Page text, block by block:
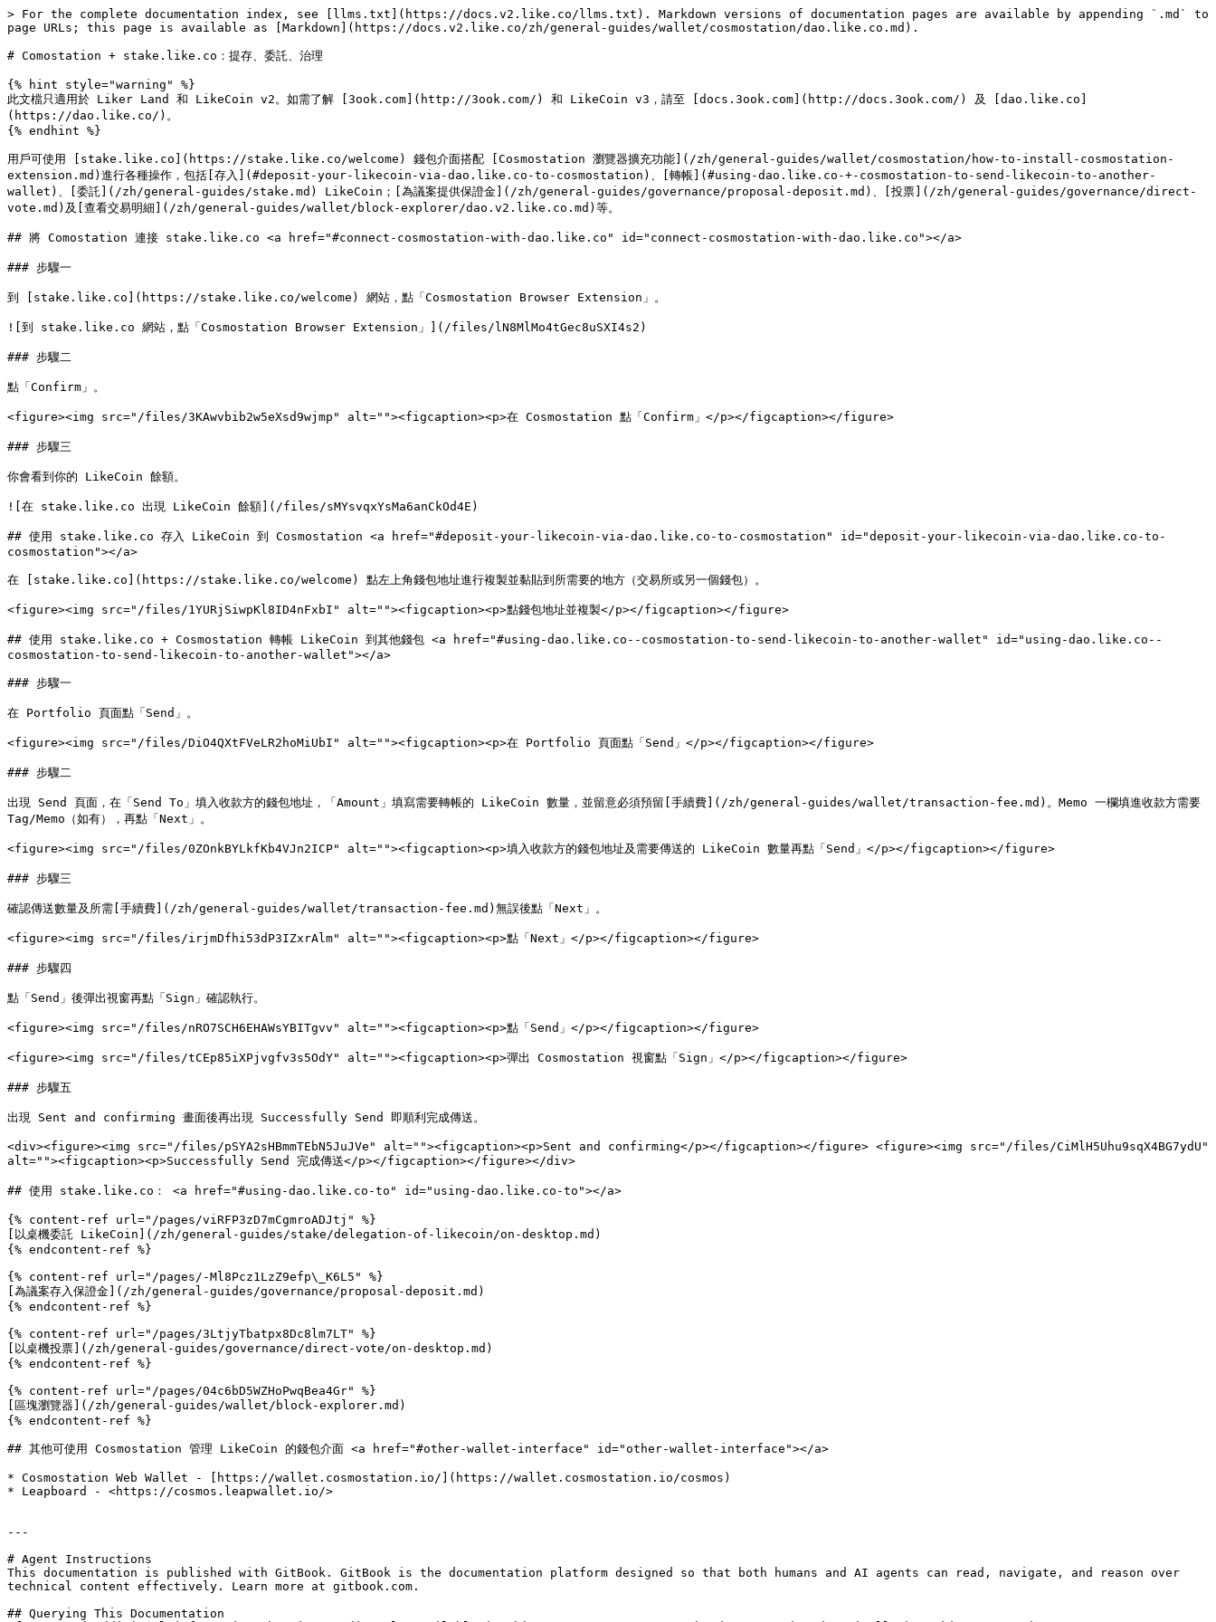
> For the complete documentation index, see [llms.txt](https://docs.v2.like.co/llms.txt). Markdown versions of documentation pages are available by appending `.md` to
page URLs; this page is available as [Markdown](https://docs.v2.like.co/zh/general-guides/wallet/cosmostation/dao.like.co.md).
# Comostation + stake.like.co：提存、委託、治理
{% hint style="warning" %}
此文檔只適用於 Liker Land 和 LikeCoin v2。如需了解 [3ook.com](http://3ook.com/) 和 LikeCoin v3，請至 [docs.3ook.com](http://docs.3ook.com/) 及 [dao.like.co]
(https://dao.like.co/)。
{% endhint %}
用戶可使用 [stake.like.co](https://stake.like.co/welcome) 錢包介面搭配 [Cosmostation 瀏覽器擴充功能](/zh/general-guides/wallet/cosmostation/how-to-install-cosmostation-
extension.md)進行各種操作，包括[存入](#deposit-your-likecoin-via-dao.like.co-to-cosmostation)、[轉帳](#using-dao.like.co-+-cosmostation-to-send-likecoin-to-another-
wallet)、[委託](/zh/general-guides/stake.md) LikeCoin；[為議案提供保證金](/zh/general-guides/governance/proposal-deposit.md)、[投票](/zh/general-guides/governance/direct-
vote.md)及[查看交易明細](/zh/general-guides/wallet/block-explorer/dao.v2.like.co.md)等。
## 將 Comostation 連接 stake.like.co <a href="#connect-cosmostation-with-dao.like.co" id="connect-cosmostation-with-dao.like.co"></a>
### 步驟一
到 [stake.like.co](https://stake.like.co/welcome) 網站，點「Cosmostation Browser Extension」。
![到 stake.like.co 網站，點「Cosmostation Browser Extension」](/files/lN8MlMo4tGec8uSXI4s2)
### 步驟二
點「Confirm」。
<figure><img src="/files/3KAwvbib2w5eXsd9wjmp" alt=""><figcaption><p>在 Cosmostation 點「Confirm」</p></figcaption></figure>
### 步驟三
你會看到你的 LikeCoin 餘額。
![在 stake.like.co 出現 LikeCoin 餘額](/files/sMYsvqxYsMa6anCkOd4E)
## 使用 stake.like.co 存入 LikeCoin 到 Cosmostation <a href="#deposit-your-likecoin-via-dao.like.co-to-cosmostation" id="deposit-your-likecoin-via-dao.like.co-to-
cosmostation"></a>
在 [stake.like.co](https://stake.like.co/welcome) 點左上角錢包地址進行複製並黏貼到所需要的地方（交易所或另一個錢包）。
<figure><img src="/files/1YURjSiwpKl8ID4nFxbI" alt=""><figcaption><p>點錢包地址並複製</p></figcaption></figure>
## 使用 stake.like.co + Cosmostation 轉帳 LikeCoin 到其他錢包 <a href="#using-dao.like.co--cosmostation-to-send-likecoin-to-another-wallet" id="using-dao.like.co--
cosmostation-to-send-likecoin-to-another-wallet"></a>
### 步驟一
在 Portfolio 頁面點「Send」。
<figure><img src="/files/DiO4QXtFVeLR2hoMiUbI" alt=""><figcaption><p>在 Portfolio 頁面點「Send」</p></figcaption></figure>
### 步驟二
出現 Send 頁面，在「Send To」填入收款方的錢包地址，「Amount」填寫需要轉帳的 LikeCoin 數量，並留意必須預留[手續費](/zh/general-guides/wallet/transaction-fee.md)。Memo 一欄填進收款方需要
Tag/Memo（如有），再點「Next」。
<figure><img src="/files/0ZOnkBYLkfKb4VJn2ICP" alt=""><figcaption><p>填入收款方的錢包地址及需要傳送的 LikeCoin 數量再點「Send」</p></figcaption></figure>
### 步驟三
確認傳送數量及所需[手續費](/zh/general-guides/wallet/transaction-fee.md)無誤後點「Next」。
<figure><img src="/files/irjmDfhi53dP3IZxrAlm" alt=""><figcaption><p>點「Next」</p></figcaption></figure>
### 步驟四
點「Send」後彈出視窗再點「Sign」確認執行。
<figure><img src="/files/nRO7SCH6EHAWsYBITgvv" alt=""><figcaption><p>點「Send」</p></figcaption></figure>
<figure><img src="/files/tCEp85iXPjvgfv3s5OdY" alt=""><figcaption><p>彈出 Cosmostation 視窗點「Sign」</p></figcaption></figure>
### 步驟五
出現 Sent and confirming 畫面後再出現 Successfully Send 即順利完成傳送。
<div><figure><img src="/files/pSYA2sHBmmTEbN5JuJVe" alt=""><figcaption><p>Sent and confirming</p></figcaption></figure> <figure><img src="/files/CiMlH5Uhu9sqX4BG7ydU"
alt=""><figcaption><p>Successfully Send 完成傳送</p></figcaption></figure></div>
## 使用 stake.like.co： <a href="#using-dao.like.co-to" id="using-dao.like.co-to"></a>
{% content-ref url="/pages/viRFP3zD7mCgmroADJtj" %}
[以桌機委託 LikeCoin](/zh/general-guides/stake/delegation-of-likecoin/on-desktop.md)
{% endcontent-ref %}
{% content-ref url="/pages/-Ml8Pcz1LzZ9efp\_K6L5" %}
[為議案存入保證金](/zh/general-guides/governance/proposal-deposit.md)
{% endcontent-ref %}
{% content-ref url="/pages/3LtjyTbatpx8Dc8lm7LT" %}
[以桌機投票](/zh/general-guides/governance/direct-vote/on-desktop.md)
{% endcontent-ref %}
{% content-ref url="/pages/04c6bD5WZHoPwqBea4Gr" %}
[區塊瀏覽器](/zh/general-guides/wallet/block-explorer.md)
{% endcontent-ref %}
## 其他可使用 Cosmostation 管理 LikeCoin 的錢包介面 <a href="#other-wallet-interface" id="other-wallet-interface"></a>
* Cosmostation Web Wallet - [https://wallet.cosmostation.io/](https://wallet.cosmostation.io/cosmos)
* Leapboard - <https://cosmos.leapwallet.io/>
---
# Agent Instructions
This documentation is published with GitBook. GitBook is the documentation platform designed so that both humans and AI agents can read, navigate, and reason over
technical content effectively. Learn more at gitbook.com.
## Querying This Documentation